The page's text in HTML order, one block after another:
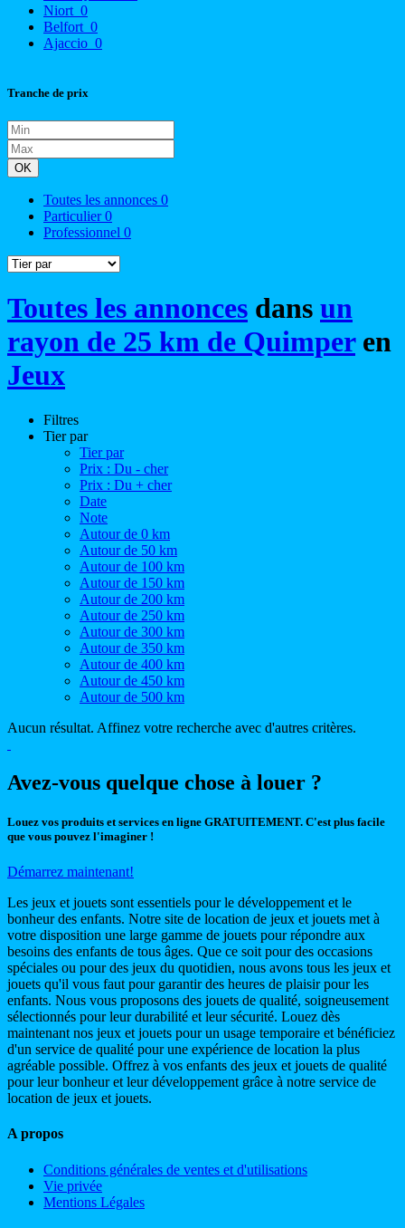
Niort 0
Belfort 0
Ajaccio 0
Tranche de prix
OK
Toutes les annonces 0
Particulier0
Professionnel 0
Toutes les annonces dans un
rayon de 25 km de Quimperen
Jeux
Filtres
Tier par
Tier par
Prix : Du - cher
Prix : Du + cher
Date
Note
Autour de 0 km
Autour de 50 km
Autour de 100 km
Autour de 150 km
Autour de 200 km
Autour de 250 km
Autour de 300 km
Autour de 350 km
Autour de 400 km
Autour de 450 km
Autour de 500 km
Aucun résultat. Affinez votre recherche avec d'autres critères.
Avez-vous quelque chose à louer ?
Louez vos produits et services en ligne GRATUITEMENT. C'est plus facile
que vous pouvez l'imaginer !
Démarrez maintenant!
Les jeux et jouets sont essentiels pour le développement et le
bonheur des enfants. Notre site de location de jeux et jouets met à
votre disposition une large gamme de jouets pour répondre aux
besoins des enfants de tous âges. Que ce soit pour des occasions
spéciales ou pour des jeux du quotidien, nous avons tous les jeux et
jouets qu'il vous faut pour garantir des heures de plaisir pour les
enfants. Nous vous proposons des jouets de qualité, soigneusement
sélectionnés pour leur durabilité et leur sécurité. Louez dès
maintenant nos jeux et jouets pour un usage temporaire et bénéficiez
d'un service de qualité pour une expérience de location la plus
agréable possible. Offrez à vos enfants des jeux et jouets de qualité
pour leur bonheur et leur développement grâce à notre service de
location de jeux et jouets.
A propos
Conditions générales de ventes et d'utilisations
Vie privée
Mentions Légales